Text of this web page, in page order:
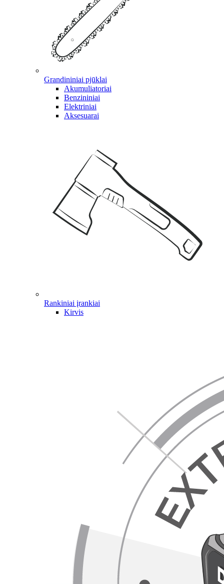
Grandininiai pjūklai
Akumuliatoriai
Benzininiai
Elektriniai
Aksesuarai
Rankiniai įrankiai
Kirvis